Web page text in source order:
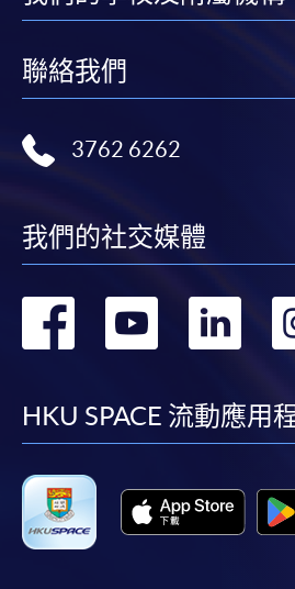
聯絡我們
3762 6262
我們的社交媒體
轉
facebook
轉 轉
HKU SPACE 流動應用